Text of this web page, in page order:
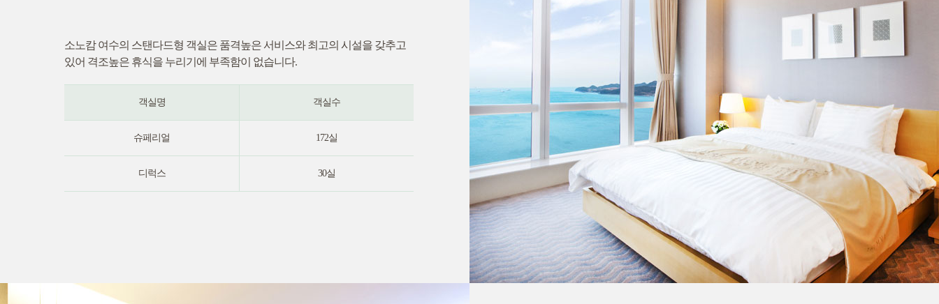
소노캄 여수의 스탠다드형 객실은 품격높은 서비스와 최고의 시설을 갖추고
있어 격조높은 휴식을 누리기에 부족함이 없습니다.
객실명 객실수
슈페리얼 172실
디럭스 30실